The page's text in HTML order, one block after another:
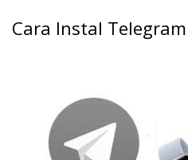
Cara Instal